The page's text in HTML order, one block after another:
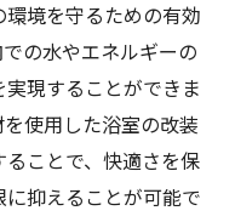
境を守るための有効
の水やエネルギーの
現することができま
使用した浴室の改装
ことで、快適さを保
抑えることが可能で